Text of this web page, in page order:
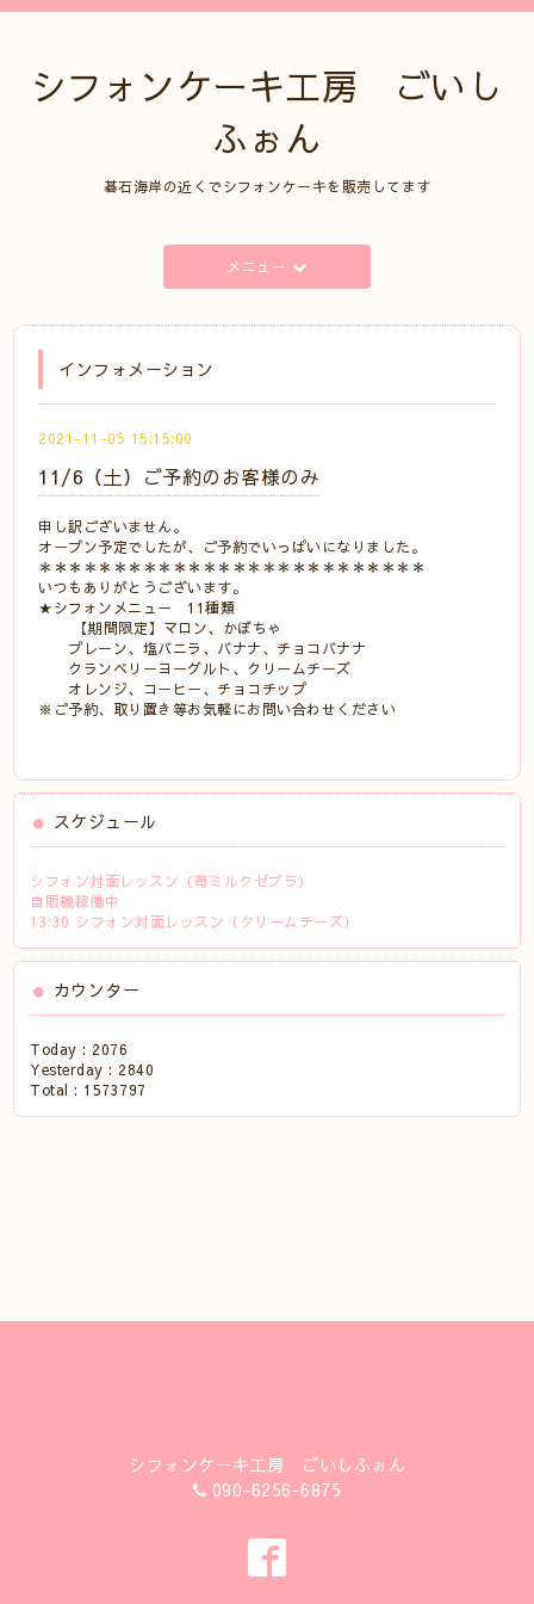
シフォンケーキ工房 ごいし
ふぉん
碁石海岸の近くでシフォンケーキを販売してます
メニュー
インフォメーション
2021-11-05 15:15:00
11/6（土）ご予約のお客様のみ
申し訳ございません。
オープン予定でしたが、ご予約でいっぱいになりました。
＊＊＊＊＊＊＊＊＊＊＊＊＊＊＊＊＊＊＊＊＊＊＊＊＊＊
いつもありがとうございます。
★シフォンメニュー 11種類
【期間限定】マロン、かぼちゃ
プレーン、塩バニラ、バナナ、チョコバナナ
クランベリーヨーグルト、クリームチーズ
オレンジ、コーヒー、チョコチップ
※ご予約、取り置き等お気軽にお問い合わせください
スケジュール
シフォン対面レッスン（苺ミルクゼブラ）
自販機稼働中
13:30 シフォン対面レッスン（クリームチーズ）
カウンター
Today : 2076
Yesterday : 2840
Total : 1573797
シフォンケーキ工房 ごいしふぉん
090-6256-6875